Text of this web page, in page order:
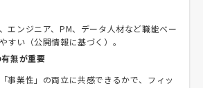
エンジニア、PM、データ人材など職能ベー
すい（公開情報に基づく）。
無が重要
事業性」の両立に共感できるかで、フィッ